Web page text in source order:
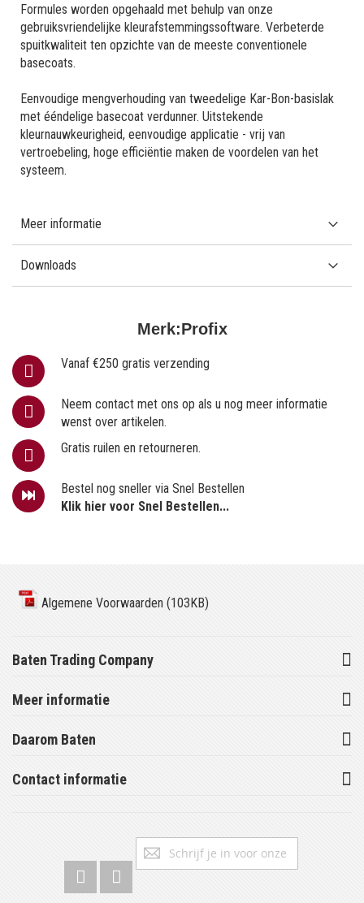
Merk:Profix
Vanaf €250 gratis verzending
Neem contact met ons op als u nog meer informatie
wenst over artikelen.
Gratis ruilen en retourneren.
Bestel nog sneller via Snel Bestellen
Klik hier voor Snel Bestellen...
Formules worden opgehaald met behulp van onze
gebruiksvriendelijke kleurafstemmingssoftware. Verbeterde
spuitkwaliteit ten opzichte van de meeste conventionele
basecoats.
Eenvoudige mengverhouding van tweedelige Kar-Bon-basislak
met ééndelige basecoat verdunner. Uitstekende
kleurnauwkeurigheid, eenvoudige applicatie - vrij van
vertroebeling, hoge efficiëntie maken de voordelen van het
systeem.
Meer informatie
Downloads
Algemene Voorwaarden (103KB)
Baten Trading Company
Meer informatie
Daarom Baten
Contact informatie
Abonneer